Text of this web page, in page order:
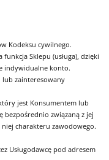
Kodeksu cywilnego.
Sklepu (usługa), dzięki
indywidualne konto.
lub zainteresowany
jest Konsumentem lub
bezpośrednio związaną z jej
niej charakteru zawodowego.
Usługodawcę pod adresem